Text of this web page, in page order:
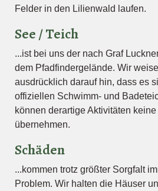
Felder in den Lilienwald laufen.
See / Teich
...ist bei uns der nach Graf
dem Pfadfindergelände. Wir
ausdrücklich darauf hin, dass es
offiziellen Schwimm- und
können derartige Aktivitäten
übernehmen.
Schäden
...kommen trotz größter Sorgfalt
Problem. Wir halten die Häuser